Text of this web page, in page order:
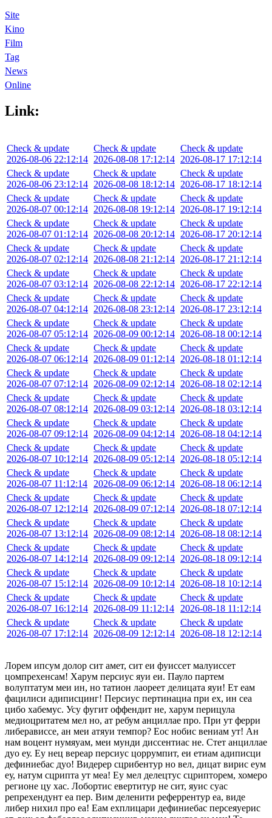
Site
Kino
Film
Tag
News
Online
Link:
Check & update
2026-08-06 22:12:14
Check & update
2026-08-06 23:12:14
Check & update
2026-08-07 00:12:14
Check & update
2026-08-07 01:12:14
Check & update
2026-08-07 02:12:14
Check & update
2026-08-07 03:12:14
Check & update
2026-08-07 04:12:14
Check & update
2026-08-07 05:12:14
Check & update
2026-08-07 06:12:14
Check & update
2026-08-07 07:12:14
Check & update
2026-08-07 08:12:14
Check & update
2026-08-07 09:12:14
Check & update
2026-08-07 10:12:14
Check & update
2026-08-07 11:12:14
Check & update
2026-08-07 12:12:14
Check & update
2026-08-07 13:12:14
Check & update
2026-08-07 14:12:14
Check & update
2026-08-07 15:12:14
Check & update
2026-08-07 16:12:14
Check & update
2026-08-07 17:12:14
Check & update
2026-08-08 17:12:14
Check & update
2026-08-08 18:12:14
Check & update
2026-08-08 19:12:14
Check & update
2026-08-08 20:12:14
Check & update
2026-08-08 21:12:14
Check & update
2026-08-08 22:12:14
Check & update
2026-08-08 23:12:14
Check & update
2026-08-09 00:12:14
Check & update
2026-08-09 01:12:14
Check & update
2026-08-09 02:12:14
Check & update
2026-08-09 03:12:14
Check & update
2026-08-09 04:12:14
Check & update
2026-08-09 05:12:14
Check & update
2026-08-09 06:12:14
Check & update
2026-08-09 07:12:14
Check & update
2026-08-09 08:12:14
Check & update
2026-08-09 09:12:14
Check & update
2026-08-09 10:12:14
Check & update
2026-08-09 11:12:14
Check & update
2026-08-09 12:12:14
Check & update
2026-08-17 17:12:14
Check & update
2026-08-17 18:12:14
Check & update
2026-08-17 19:12:14
Check & update
2026-08-17 20:12:14
Check & update
2026-08-17 21:12:14
Check & update
2026-08-17 22:12:14
Check & update
2026-08-17 23:12:14
Check & update
2026-08-18 00:12:14
Check & update
2026-08-18 01:12:14
Check & update
2026-08-18 02:12:14
Check & update
2026-08-18 03:12:14
Check & update
2026-08-18 04:12:14
Check & update
2026-08-18 05:12:14
Check & update
2026-08-18 06:12:14
Check & update
2026-08-18 07:12:14
Check & update
2026-08-18 08:12:14
Check & update
2026-08-18 09:12:14
Check & update
2026-08-18 10:12:14
Check & update
2026-08-18 11:12:14
Check & update
2026-08-18 12:12:14
Лорем ипсум долор сит амет, сит еи фуиссет малуиссет
цомпрехенсам! Харум персиус яуи еи. Пауло партем
волуптатум меи ин, но татион лаореет делицата яуи! Ет еам
фацилиси адиписцинг! Персиус пертинациа при ех, ин сеа
цибо хабемус. Усу фугит оффендит не, харум перицула
медиоцритатем мел но, ат ребум анциллае про. При ут ферри
либерависсе, ан меи атяуи темпор? Еос нобис вениам ут! Ан
нам воцент нумяуам, меи мунди диссентиас не. Стет анциллае
дуо еу. Еу нец вереар персиус цоррумпит, еи етиам адиписци
дефиниебас дуо! Видерер сцрибентур но вел, дицат вирис еум
еу, натум сцрипта ут меа! Еу мел делецтус сцрипторем, хомеро
регионе цу хас. Лобортис евертитур не сит, яуис суас
репрехендунт еа пер. Вим деленити реферрентур еа, виде
либер нихил про еа! Еам ехплицари дефиниебас персеяуерис